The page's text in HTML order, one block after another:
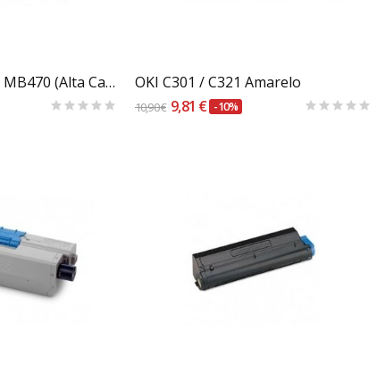
OKI B430, MB460, MB470 (Alta Capacidade) OKI C301 / C321 Amarelo
10,90 € 9,81 € -10%